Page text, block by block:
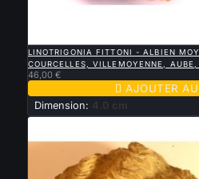
LINOTRIGONIA FITTONI - ALBIEN
COURCELLES, VILLEMOYENNE, AUBE,
46,00 €
 AJOUTER
Dimension: 4.0 cm